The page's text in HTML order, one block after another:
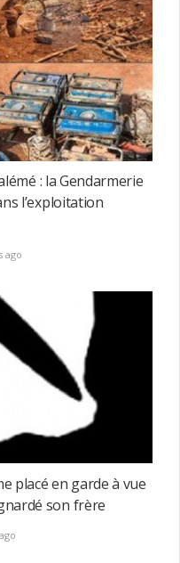
: la Gendarmerie
l’exploitation
ago
placé en garde à vue
son frère